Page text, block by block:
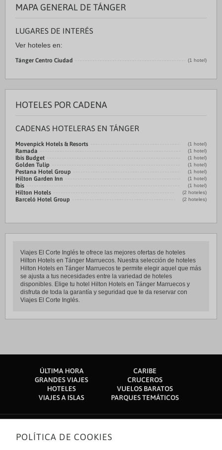
MAPA GENERAL DE TÁNGER
LUGARES DE INTERÉS
Ver hoteles en:
Tánger Centro Ciudad (1 hotel)
HOTELES POR CADENA
CADENAS HOTELERAS EN TÁNGER
Movenpick Hotels & Resorts (1 hotel)
Ramada (1 hotel)
Ibis Budget (1 hotel)
Golden Tulip (1 hotel)
Pestana Hotel Group (1 hotel)
Hilton Garden Inn (1 hotel)
Ibis (1 hotel)
Hilton Hotels (2 hoteles)
Barceló Hotel Group (2 hoteles)
Viajes El Corte Inglés te ofrece las mejores ofertas de hoteles
Hilton Hotels en Tánger Marruecos. Nuestra selección de hoteles
Hilton Hotels en Tánger Marruecos te permite elegir aquel que más
se ajusta a tus necesidades entre la variedad de hoteles
disponibles. Elige tu hotel Hilton Hotels en Tánger Marruecos y
disfruta de toda la garantía y seguridad que te da reservar con
Viajes El Corte Inglés.
ÚLTIMA HORA
CARIBE
GRANDES VIAJES
CRUCEROS
HOTELES
VUELOS BARATOS
VIAJES A ISLAS
PARQUES TEMÁTICOS
Sobre nosotros
POLÍTICA DE COOKIES